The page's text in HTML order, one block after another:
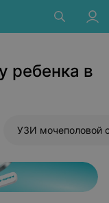
ребенка в
УЗИ мочеполовой